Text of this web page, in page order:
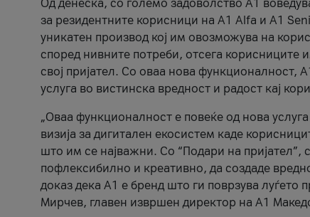
Од денеска, со големо задоволство А1
за резидентните корисници на А1 Alfa и A1
уникатен производ кој им овозможува на
според нивните потреби, отсега корисниците
свој пријател. Со оваа нова функционалност,
услуга во вистинска вредност и радост кај
„Оваа функционалност е повеќе од нова
визија за дигитален екосистем каде
што им се најважни. Со “Подари на пријател”,
пофлексибилно и креативно, да создаде
доказ дека А1 е бренд што ги поврзува луѓето
Мирчев, главен извршен директор на А1